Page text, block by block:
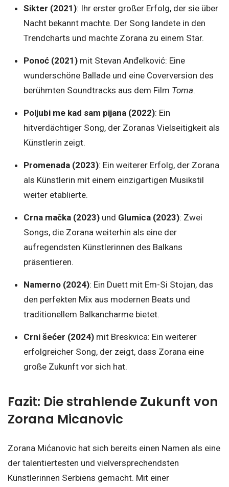
Sikter (2021): Ihr erster großer Erfolg, der sie über
Nacht bekannt machte. Der Song landete in den
Trendcharts und machte Zorana zu einem Star.
Ponoć (2021)mit Stevan Anđelković: Eine
wunderschöne Ballade und eine Coverversion des
berühmten Soundtracks aus dem Film Toma.
Poljubi me kad sam pijana (2022): Ein
hitverdächtiger Song, der Zoranas Vielseitigkeit als
Künstlerin zeigt.
Promenada (2023): Ein weiterer Erfolg, der Zorana
als Künstlerin mit einem einzigartigen Musikstil
weiter etablierte.
Crna mačka (2023)und Glumica (2023): Zwei
Songs, die Zorana weiterhin als eine der
aufregendsten Künstlerinnen des Balkans
präsentieren.
Namerno (2024): Ein Duett mit Em-Si Stojan, das
den perfekten Mix aus modernen Beats und
traditionellem Balkancharme bietet.
Crni šećer (2024)mit Breskvica: Ein weiterer
erfolgreicher Song, der zeigt, dass Zorana eine
große Zukunft vor sich hat.
Fazit: Die strahlende Zukunft von
Zorana Micanovic
Zorana Mićanovic hat sich bereits einen Namen als eine
der talentiertesten und vielversprechendsten
Künstlerinnen Serbiens gemacht. Mit einer